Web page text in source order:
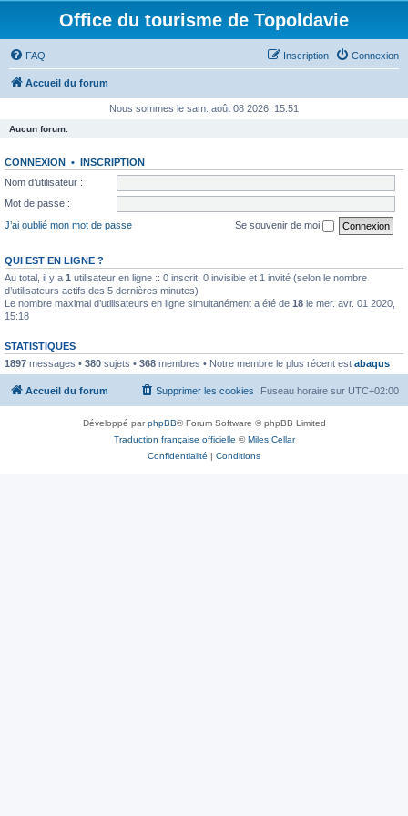
Office du tourisme de Topoldavie
FAQ Connexion
Inscription
Accueil du forum
Nous sommes le sam. août 08 2026, 15:51
Aucun forum.
CONNEXION • INSCRIPTION
Nom d’utilisateur :
Mot de passe :
J’ai oublié mon mot de passe
Se souvenir de moi
QUI EST EN LIGNE ?
Au total, il y a 1 utilisateur en ligne :: 0 inscrit, 0 invisible et 1 invité (selon le nombre
d’utilisateurs actifs des 5 dernières minutes)
Le nombre maximal d’utilisateurs en ligne simultanément a été de 18 le mer. avr. 01 2020,
15:18
STATISTIQUES
1897 messages • 380 sujets • 368 membres • Notre membre le plus récent est abaqus
Accueil du forum Fuseau horaire sur UTC+02:00
Supprimer les cookies
Développé parphpBB® Forum Software © phpBB Limited
Traduction française officielle ©Miles Cellar
Confidentialité | Conditions